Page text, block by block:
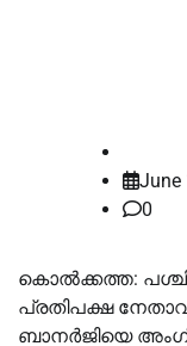
June
0
കൊൽക്കത്ത:
പ്രതിപക്ഷ
ബാനർജിയെ